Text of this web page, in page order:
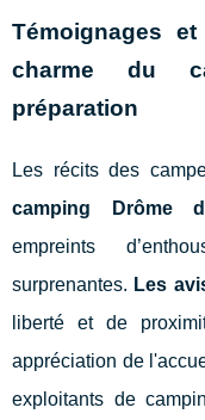
Témoignages
charme du
préparation
Les récits des
camping Drôme
empreints
surprenantes. Les
liberté et de
appréciation de
exploitants de